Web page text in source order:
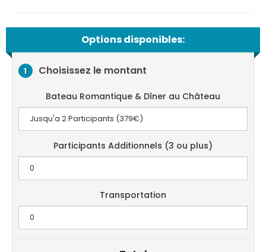
Options disponibles:
1 Choisissez le montant
Bateau Romantique & Dîner au Château
Participants Additionnels (3 ou plus)
Transportation